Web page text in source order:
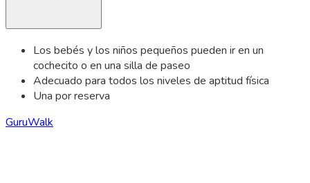
Los bebés y los niños pequeños pueden ir en un
cochecito o en una silla de paseo
Adecuado para todos los niveles de aptitud física
Una por reserva
GuruWalk